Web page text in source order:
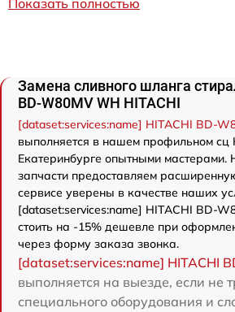
Показать полностью
Замена сливного шланга
BD-W80MV WH HITACHI
[dataset:services:name] HITACHI BD-
выполняется в нашем профильном сц
Екатеринбурге опытными мастерами.
запчасти предоставляем
сервисе уверены в качестве наших
[dataset:services:name] HITACHI BD-
стоить на -15% дешевле при
через форму заказа звонка.
[dataset:services:name] HITACHI
выполняется на выезде, если не
специального оборудования и